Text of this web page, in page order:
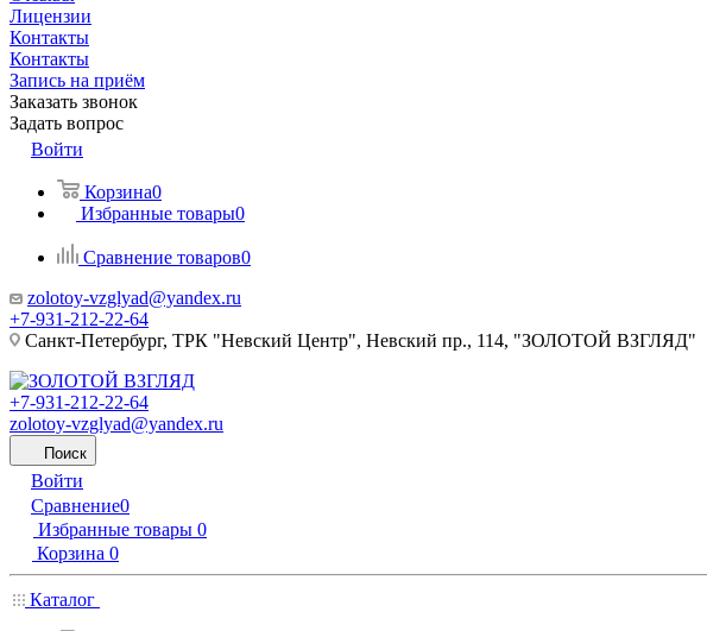
Лицензии
Контакты
Контакты
Запись на приём
Заказать звонок
Задать вопрос
Войти
Корзина0
Избранные товары0
Сравнение товаров0
zolotoy-vzglyad@yandex.ru
+7-931-212-22-64
Санкт-Петербург, ТРК "Невский Центр", Невский пр., 114, "ЗОЛОТОЙ ВЗГЛЯД"
+7-931-212-22-64
zolotoy-vzglyad@yandex.ru
Поиск
Войти
Сравнение0
Избранные товары 0
Корзина 0
Каталог